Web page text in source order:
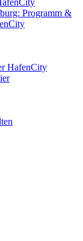
Programm &
HafenCity